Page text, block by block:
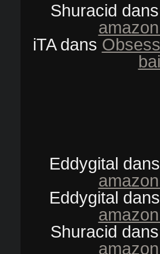
Shuracid dans
iTAdans
Eddygital dans
Eddygital dans
Shuracid dans